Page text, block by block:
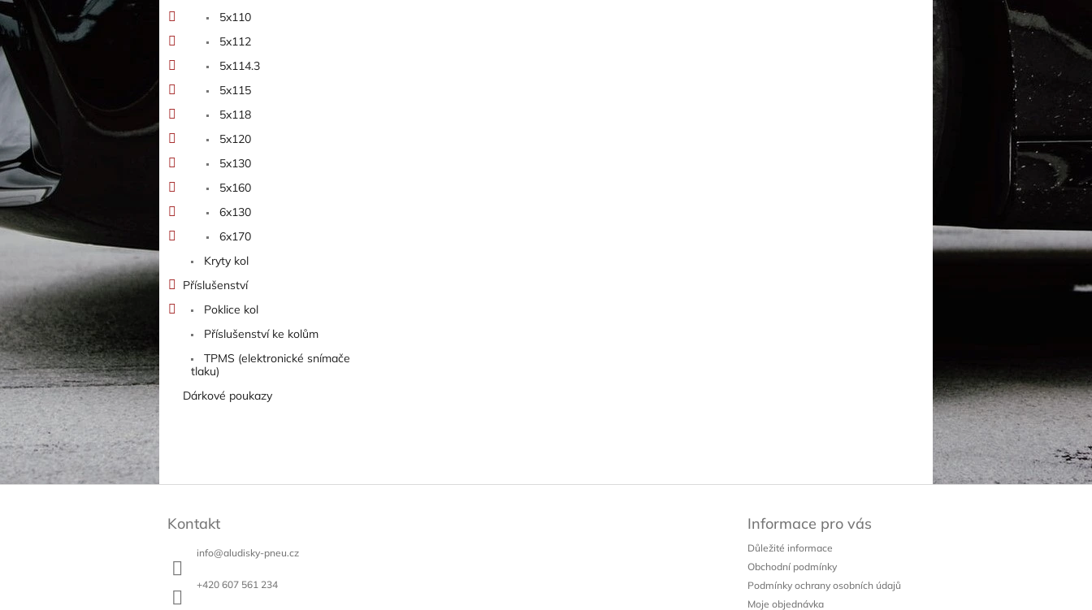
5x110
5x112
5x114.3
5x115
5x118
5x120
5x130
5x160
6x130
6x170
Kryty kol
Příslušenství
Poklice kol
Příslušenství ke kolům
TPMS (elektronické snímače
tlaku)
Dárkové poukazy
Kontakt
info@aludisky-pneu.cz
+420 607 561 234
Informace pro vás
Důležité informace
Obchodní podmínky
Podmínky ochrany osobních údajů
Moje objednávka